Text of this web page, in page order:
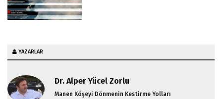
YAZARLAR
Dr. Alper Yücel Zorlu
Manen Köşeyi Dönmenin Kestirme Yolları